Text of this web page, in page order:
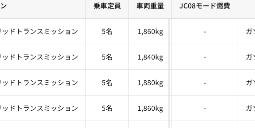
乗車定員 車両重量 JC08モード燃費
ドトランスミッション 5名 1,860kg - ガ
ドトランスミッション 5名 1,840kg - ガ
ドトランスミッション 5名 1,880kg - ガ
ドトランスミッション 5名 1,860kg - ガ